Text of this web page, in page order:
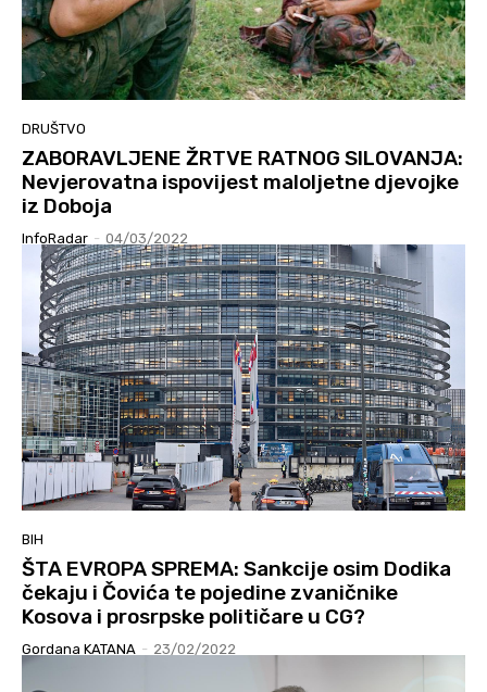
DRUŠTVO
ZABORAVLJENE ŽRTVE RATNOG SILOVANJA:
Nevjerovatna ispovijest maloljetne djevojke
iz Doboja
InfoRadar - 04/03/2022
BIH
ŠTA EVROPA SPREMA: Sankcije osim Dodika
čekaju i Čovića te pojedine zvaničnike
Kosova i prosrpske političare u CG?
Gordana KATANA - 23/02/2022